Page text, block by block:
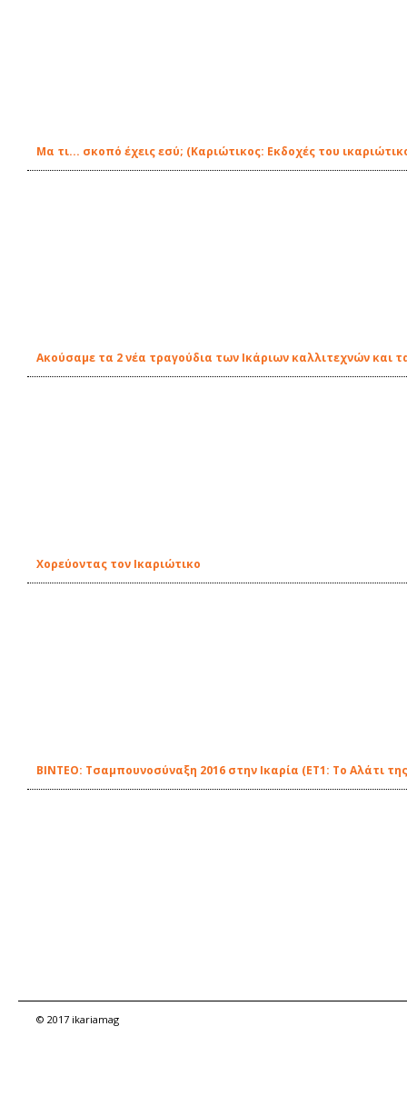
Μα τι... σκοπό έχεις εσύ; (Καριώτικος: Εκδοχές του
Ακούσαμε τα 2 νέα τραγούδια των Ικάριων καλλιτεχνών και
Χορεύοντας τον Ικαριώτικο
ΒΙΝΤΕΟ: Τσαμπουνοσύναξη 2016 στην Ικαρία (ΕΤ1: Το Αλάτι
© 2017 ikariamag